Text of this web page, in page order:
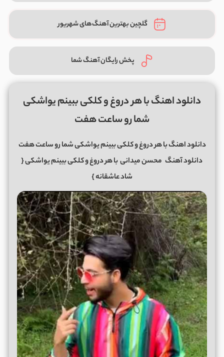
گلچین بهترین آهنگ‌های شهریور
پخش رایگان آهنگ شما
دانلود اهنگ با هر دروغ و کلکی ببینم یواشکی
شما رو ساعت هفت
دانلود اهنگ با هر دروغ و کلکی ببینم یواشکی شما رو ساعت هفت
دانلود آهنگ محسن میدانیبا هر دروغ و کلکی ببینم یواشکی{
شاد عاشقانه }